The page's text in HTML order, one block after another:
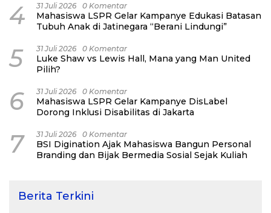
4 31 Juli 2026 0 Komentar
Mahasiswa LSPR Gelar Kampanye Edukasi Batasan
Tubuh Anak di Jatinegara “Berani Lindungi”
5 31 Juli 2026 0 Komentar
Luke Shaw vs Lewis Hall, Mana yang Man United
Pilih?
6 31 Juli 2026 0 Komentar
Mahasiswa LSPR Gelar Kampanye DisLabel
Dorong Inklusi Disabilitas di Jakarta
7 31 Juli 2026 0 Komentar
BSI Digination Ajak Mahasiswa Bangun Personal
Branding dan Bijak Bermedia Sosial Sejak Kuliah
Berita Terkini